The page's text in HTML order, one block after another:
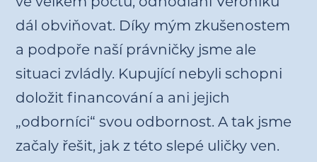
dál obviňovat. Díky mým zkušenostem
a podpoře naší právničky jsme ale
situaci zvládly. Kupující nebyli schopni
doložit financování a ani jejich
„odborníci“ svou odbornost. A tak jsme
začaly řešit, jak z této slepé uličky ven.